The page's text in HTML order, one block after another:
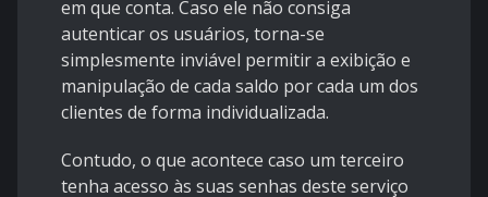
em que conta. Caso ele não consiga
autenticar os usuários, torna-se
simplesmente inviável permitir a exibição e
manipulação de cada saldo por cada um dos
clientes de forma individualizada.
Contudo, o que acontece caso um terceiro
tenha acesso às suas senhas deste serviço